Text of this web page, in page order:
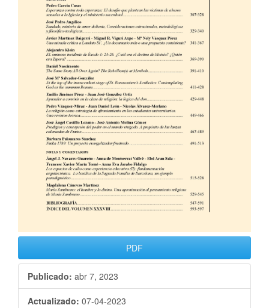
PDF
Publicado: abr 7, 2023
Actualizado: 07-04-2023